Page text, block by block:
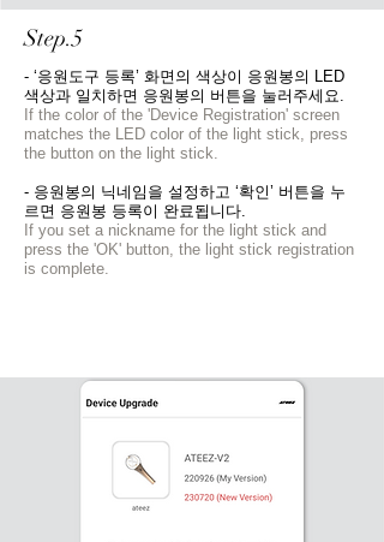
Step.5
- ‘응원도구 등록’ 화면의 색상이 응원봉의 LED
색상과 일치하면 응원봉의 버튼을 눌러주세요.
If the color of the 'Device Registration' screen
matches the LED color of the light stick, press
the button on the light stick.
- 응원봉의 닉네임을 설정하고 ‘확인’ 버튼을 누
르면 응원봉 등록이 완료됩니다.
If you set a nickname for the light stick and
press the 'OK' button, the light stick registration
is complete.